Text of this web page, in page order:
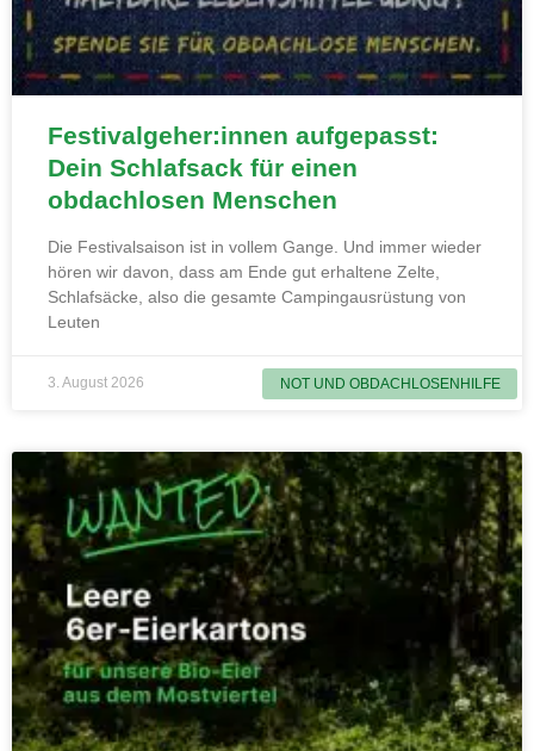
NOT UND OBDACHLOSENHILFE
Festivalgeher:innen aufgepasst:
Dein Schlafsack für einen
obdachlosen Menschen
Die Festivalsaison ist in vollem Gange. Und immer wieder
hören wir davon, dass am Ende gut erhaltene Zelte,
Schlafsäcke, also die gesamte Campingausrüstung von
Leuten
3. August 2026